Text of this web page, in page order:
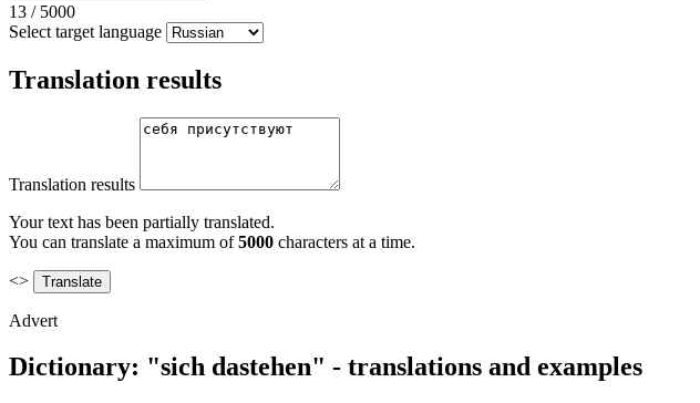
13 / 5000
Select target language
Translation results
Translation results
Your text has been partially translated.
You can translate a maximum of5000 characters at a time.
<>
Advert
Dictionary: "sich dastehen" - translations and examples